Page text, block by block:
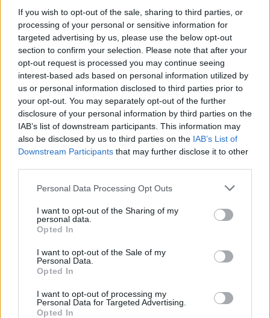
If you wish to opt-out of the sale, sharing to third parties, or
processing of your personal or sensitive information for
targeted advertising by us, please use the below opt-out
section to confirm your selection. Please note that after your
opt-out request is processed you may continue seeing
interest-based ads based on personal information utilized by
us or personal information disclosed to third parties prior to
your opt-out. You may separately opt-out of the further
disclosure of your personal information by third parties on the
IAB’s list of downstream participants. This information may
also be disclosed by us to third parties on the IAB’s List of
Downstream Participants that may further disclose it to other
Personal Data Processing Opt Outs
I want to opt-out of the Sharing of my
personal data.
Opted In
I want to opt-out of the Sale of my
Personal Data.
Opted In
I want to opt-out of processing my
Personal Data for Targeted Advertising.
Opted In